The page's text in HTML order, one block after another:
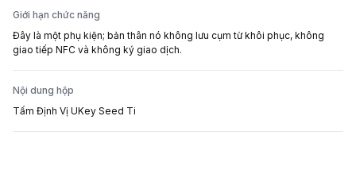
Giới hạn chức năng
Đây là một phụ kiện; bản thân nó không lưu cụm từ khôi phục, không
giao tiếp NFC và không ký giao dịch.
Nội dung hộp
Tấm Định Vị UKey Seed Ti